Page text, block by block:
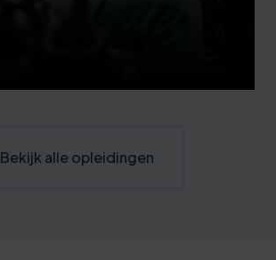
Bekijk alle opleidingen